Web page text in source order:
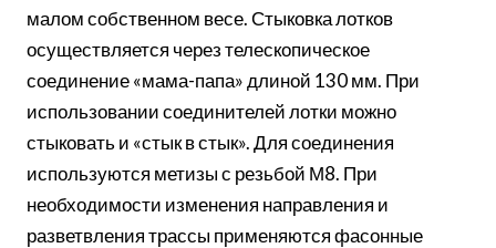
малом собственном весе. Стыковка лотков
осуществляется через телескопическое
соединение «мама-папа» длиной 130 мм. При
использовании соединителей лотки можно
стыковать и «стык в стык». Для соединения
используются метизы с резьбой М8. При
необходимости изменения направления и
разветвления трассы применяются фасонные